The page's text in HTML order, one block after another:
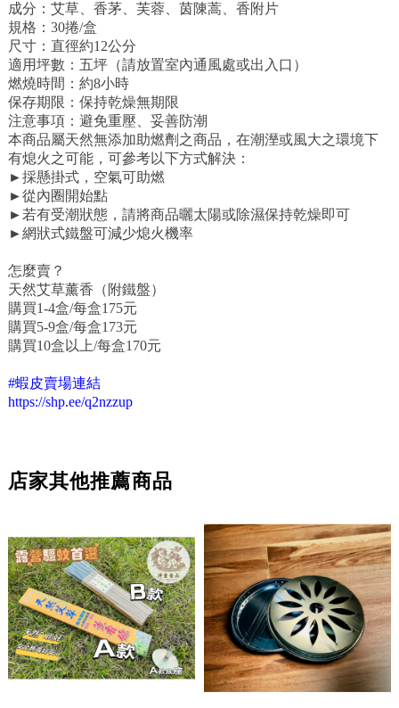
成分：艾草、香茅、芙蓉、茵陳蒿、香附片
規格：30捲/盒
尺寸：直徑約12公分
適用坪數：五坪（請放置室內通風處或出入口）
燃燒時間：約8小時
保存期限：保持乾燥無期限
注意事項：避免重壓、妥善防潮
本商品屬天然無添加助燃劑之商品，在潮溼或風大之環境下
有熄火之可能，可參考以下方式解決：
►採懸掛式，空氣可助燃
►從內圈開始點
►若有受潮狀態，請將商品曬太陽或除濕保持乾燥即可
►網狀式鐵盤可減少熄火機率
怎麼賣？
天然艾草薰香（附鐵盤）
購買1-4盒/每盒175元
購買5-9盒/每盒173元
購買10盒以上/每盒170元
#蝦皮賣場連結
https://shp.ee/q2nzzup
店家其他推薦商品